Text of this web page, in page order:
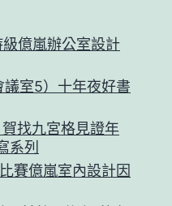
億嵐辦公室設計
室5）十年夜好書
找九宮格見證年
系列
賽億嵐室內設計因